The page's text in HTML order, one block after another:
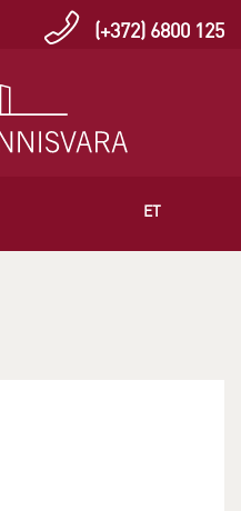
(+372) 6800 125
ET